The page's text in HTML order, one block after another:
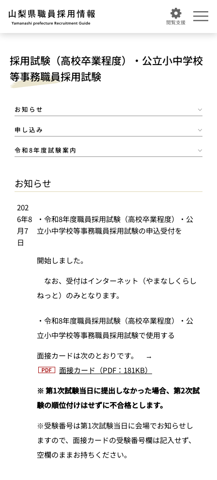
山梨県職員採用情報
閲覧支援
採用試験（高校卒業程度）・公立小中学校
等事務職員採用試験
お知らせ
申し込み
令和8年度試験案内
お知らせ
202
6年8
月7
日
・令和8年度職員採用試験（高校卒業程度）・公
立小中学校等事務職員採用試験の申込受付を
開始しました。
なお、受付はインターネット（やまなしくらし
ねっと）のみとなります。
・令和8年度職員採用試験（高校卒業程度）・公
立小中学校等事務職員採用試験で使用する
面接カードは次のとおりです。 →
面接カード（PDF：181KB）
※ 第1次試験当日に提出しなかった場合、第2次試
験の順位付けはせずに不合格とします。
※受験番号は第1次試験当日に会場でお知らせし
ますので、面接カードの受験番号欄は記入せず、
空欄のままお持ちください。